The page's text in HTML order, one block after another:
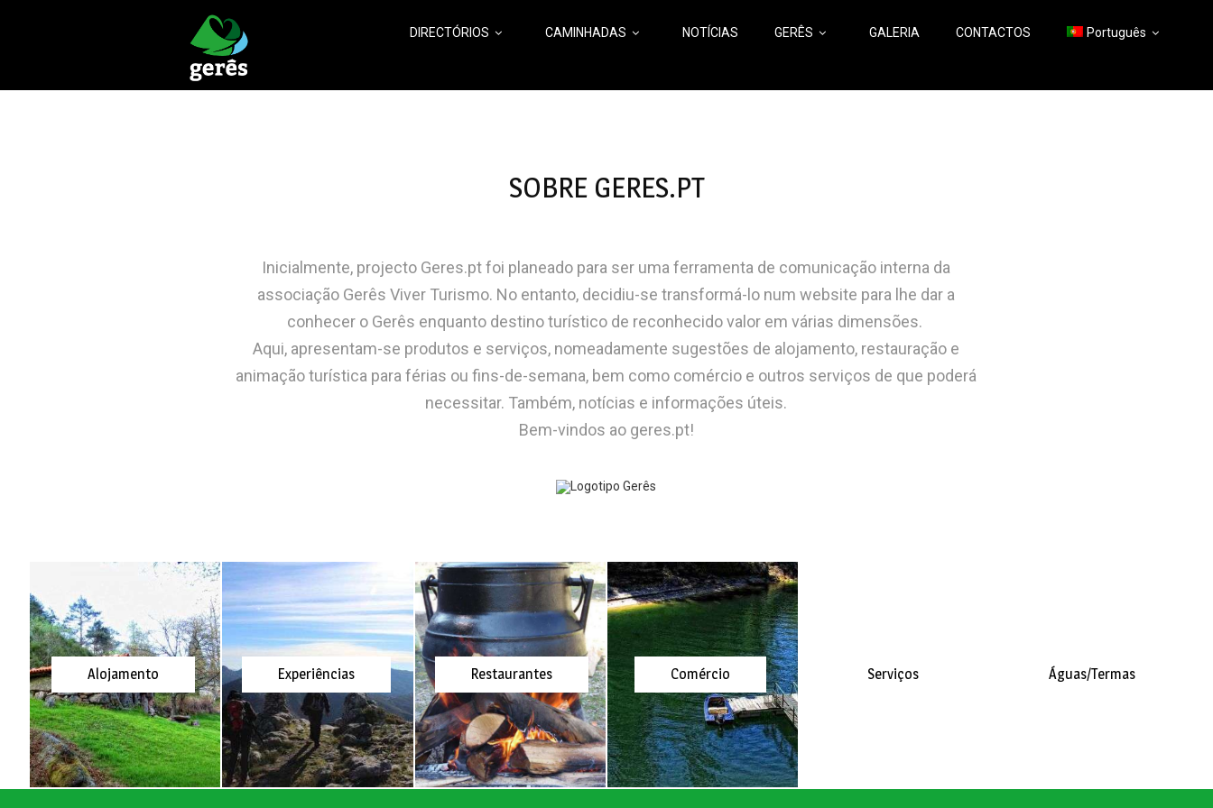
DIRECTÓRIOS CAMINHADAS NOTÍCIAS GERÊS GALERIA CONTACTOS Português
SOBRE GERES.PT
Inicialmente, projecto Geres.pt foi planeado para ser uma ferramenta de comunicação interna da
associação Gerês Viver Turismo. No entanto, decidiu-setransformá-lo num website para lhe dar a
conhecer o Gerês enquanto destino turístico de reconhecido valor em várias dimensões.
Aqui, apresentam-se produtos e serviços, nomeadamente sugestões de alojamento, restauração e
animação turística para férias ou fins-de-semana, bem como comércio e outros serviços de que poderá
necessitar. Também, notícias e informações úteis.
Bem-vindos ao geres.pt!
Alojamento Experiências Restaurantes Comércio Serviços Águas/Termas